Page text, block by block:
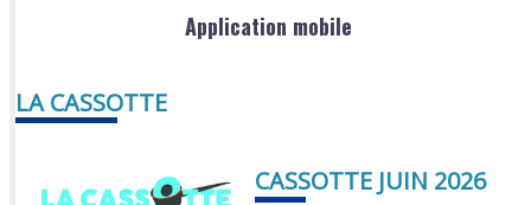
Application mobile
LA CASSOTTE
CASSOTTE JUIN 2026